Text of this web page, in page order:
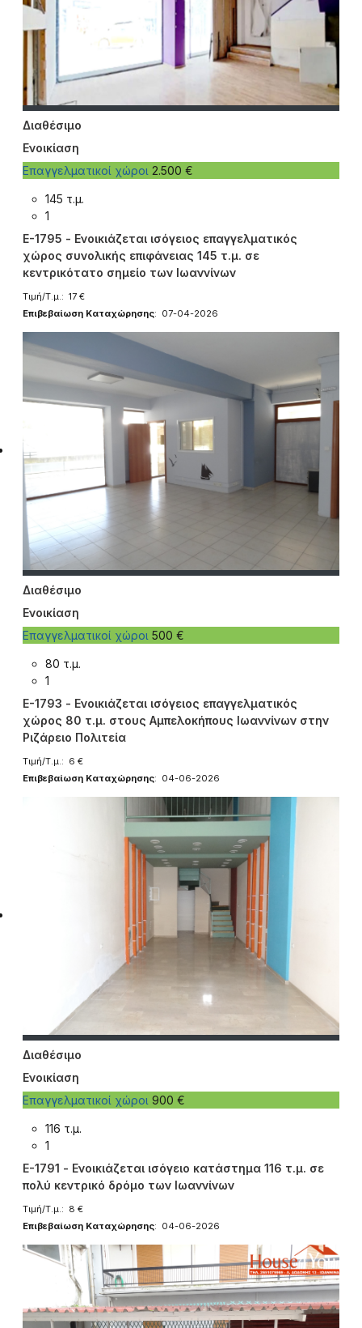
Διαθέσιμο
Ενοικίαση
Επαγγελματικοί χώροι 2.500 €
145 τ.μ.
1
E-1795 - Ενοικιάζεται ισόγειος επαγγελματικός
χώρος συνολικής επιφάνειας 145 τ.μ. σε
κεντρικότατο σημείο των Ιωαννίνων
Τιμή/Τ.μ.: 17 €
Επιβεβαίωση Καταχώρησης: 07-04-2026
Διαθέσιμο
Ενοικίαση
Επαγγελματικοί χώροι 500 €
80 τ.μ.
1
E-1793 - Ενοικιάζεται ισόγειος επαγγελματικός
χώρος 80 τ.μ. στους Αμπελοκήπους Ιωαννίνων στην
Ριζάρειο Πολιτεία
Τιμή/Τ.μ.: 6 €
Επιβεβαίωση Καταχώρησης: 04-06-2026
Διαθέσιμο
Ενοικίαση
Επαγγελματικοί χώροι 900 €
116 τ.μ.
1
E-1791 - Ενοικιάζεται ισόγειο κατάστημα 116 τ.μ. σε
πολύ κεντρικό δρόμο των Ιωαννίνων
Τιμή/Τ.μ.: 8 €
Επιβεβαίωση Καταχώρησης: 04-06-2026